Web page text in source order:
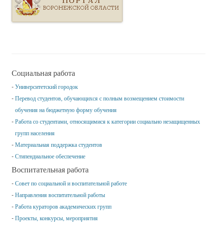
Социальная работа
Университетский городок
Перевод студентов, обучающихся с полным возмещением стоимости
обучения на бюджетную форму обучения
Работа со студентами, относящимися к категории социально незащищенных
групп населения
Материальная поддержка студентов
Стипендиальное обеспечение
Воспитательная работа
Совет по социальной и воспитательной работе
Направления воспитательной работы
Работа кураторов академических групп
Проекты, конкурсы, мероприятия